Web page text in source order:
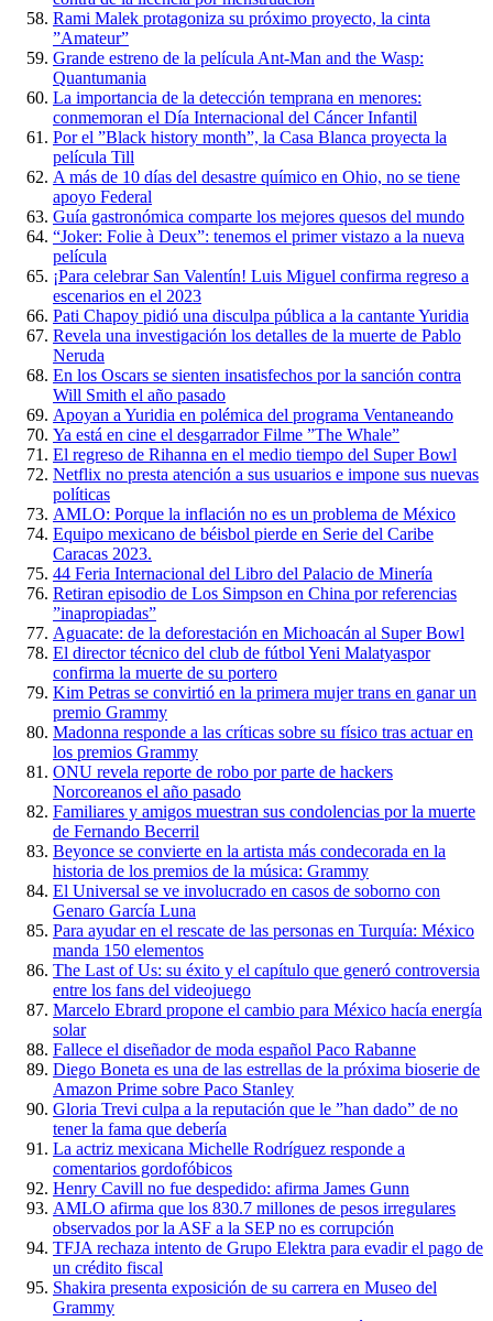
Rami Malek protagoniza su próximo proyecto, la cinta
”Amateur”
Grande estreno de la película Ant-Man and the Wasp:
Quantumania
La importancia de la detección temprana en menores:
conmemoran el Día Internacional del Cáncer Infantil
Por el ”Black history month”, la Casa Blanca proyecta la
película Till
A más de 10 días del desastre químico en Ohio, no se tiene
apoyo Federal
Guía gastronómica comparte los mejores quesos del mundo
“Joker: Folie à Deux”: tenemos el primer vistazo a la nueva
película
¡Para celebrar San Valentín! Luis Miguel confirma regreso a
escenarios en el 2023
Pati Chapoy pidió una disculpa pública a la cantante Yuridia
Revela una investigación los detalles de la muerte de Pablo
Neruda
En los Oscars se sienten insatisfechos por la sanción contra
Will Smith el año pasado
Apoyan a Yuridia en polémica del programa Ventaneando
Ya está en cine el desgarrador Filme ”The Whale”
El regreso de Rihanna en el medio tiempo del Super Bowl
Netflix no presta atención a sus usuarios e impone sus nuevas
políticas
AMLO: Porque la inflación no es un problema de México
Equipo mexicano de béisbol pierde en Serie del Caribe
Caracas 2023.
44 Feria Internacional del Libro del Palacio de Minería
Retiran episodio de Los Simpson en China por referencias
”inapropiadas”
Aguacate: de la deforestación en Michoacán al Super Bowl
El director técnico del club de fútbol Yeni Malatyaspor
confirma la muerte de su portero
Kim Petras se convirtió en la primera mujer trans en ganar un
premio Grammy
Madonna responde a las críticas sobre su físico tras actuar en
los premios Grammy
ONU revela reporte de robo por parte de hackers
Norcoreanos el año pasado
Familiares y amigos muestran sus condolencias por la muerte
de Fernando Becerril
Beyonce se convierte en la artista más condecorada en la
historia de los premios de la música: Grammy
El Universal se ve involucrado en casos de soborno con
Genaro García Luna
Para ayudar en el rescate de las personas en Turquía: México
manda 150 elementos
The Last of Us: su éxito y el capítulo que generó controversia
entre los fans del videojuego
Marcelo Ebrard propone el cambio para México hacía energía
solar
Fallece el diseñador de moda español Paco Rabanne
Diego Boneta es una de las estrellas de la próxima bioserie de
Amazon Prime sobre Paco Stanley
Gloria Trevi culpa a la reputación que le ”han dado” de no
tener la fama que debería
La actriz mexicana Michelle Rodríguez responde a
comentarios gordofóbicos
Henry Cavill no fue despedido: afirma James Gunn
AMLO afirma que los 830.7 millones de pesos irregulares
observados por la ASF a la SEP no es corrupción
TFJA rechaza intento de Grupo Elektra para evadir el pago de
un crédito fiscal
Shakira presenta exposición de su carrera en Museo del
Grammy